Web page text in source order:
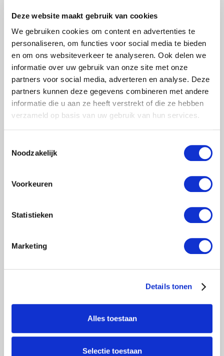
Deze website maakt gebruik van cookies
We gebruiken cookies om content en advertenties te
personaliseren, om functies voor social media te bieden
en om ons websiteverkeer te analyseren. Ook delen we
informatie over uw gebruik van onze site met onze
partners voor social media, adverteren en analyse. Deze
partners kunnen deze gegevens combineren met andere
informatie die u aan ze heeft verstrekt of die ze hebben
verzameld op basis van uw gebruik van hun services.
Noodzakelijk
Voorkeuren
Statistieken
Marketing
Details tonen
Alles toestaan
Selectie toestaan
> Verlanglijst
> Vergelijk
Klanten geven Steigervoorweinig.nl een 9,6
Informatie
Specificaties
Stucadoors kamersteiger met een platformafmeting
van 190x400cm
uitermate geschikt voor stucadoorswerkzaamheden maar ook
gipsen of schilderen.
op wieltjes staat en de vloeren zijn eenvoudig op de gewenste
2 x platform 190 cm zonder luik
8 x kamersteiger wiel 125 mm